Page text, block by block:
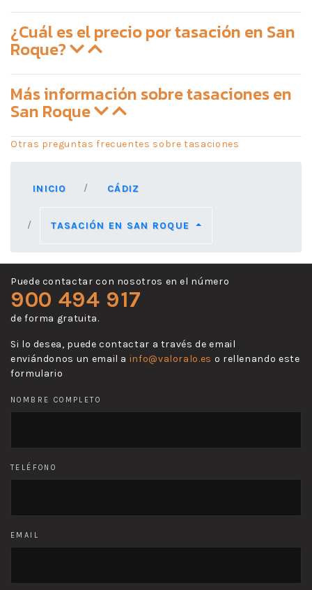
¿Cuál es el precio por tasación en San
Roque?
Más información sobre tasaciones en
San Roque
Otras preguntas frecuentes sobre tasaciones
INICIO CÁDIZ
TASACIÓN EN SAN ROQUE
Puede contactar con nosotros en el número
900 494 917
de forma gratuita.
Si lo desea, puede contactar a través de email
enviándonos un email a info@valoralo.es o rellenando este
formulario
NOMBRE COMPLETO
TELÉFONO
EMAIL